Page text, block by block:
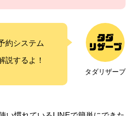
タダリザーブ
約システム
説するよ！